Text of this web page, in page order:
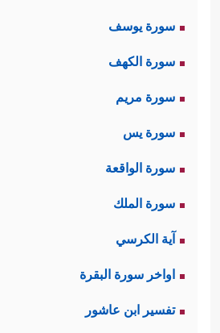
سورة يوسف
سورة الكهف
سورة مريم
سورة يس
سورة الواقعة
سورة الملك
آية الكرسي
اواخر سورة البقرة
تفسير ابن عاشور